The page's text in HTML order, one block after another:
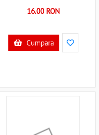
16.00 RON
Cumpara